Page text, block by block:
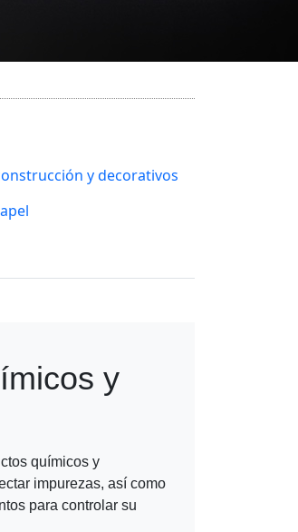
y decorativos
y
químicos y
impurezas, así como
para controlar su